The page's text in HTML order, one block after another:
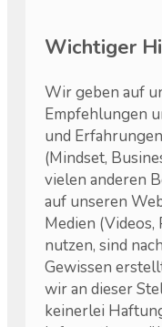
​Wichtiger
​Wir geben auf
Empfehlungen
und
(Mindset,
vielen anderen
auf unseren
Medien (Videos,
nutzen, sind
Gewissen
wir an dieser
keinerlei